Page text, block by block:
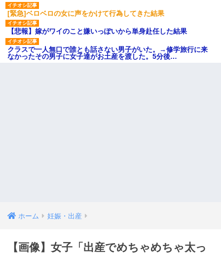
[緊急]ベロベロの女に声をかけて行為してきた結果
【悲報】嫁がワイのこと嫌いっぽいから単身赴任した結果
クラスで一人無口で誰とも話さない男子がいた。→修学旅行に来
なかったその男子に女子達がお土産を渡した。5分後…
ホーム 妊娠・出産
【画像】女子「出産でめちゃめちゃ太っ